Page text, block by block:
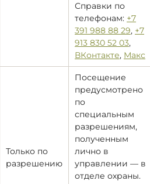
Справки по
телефонам: +7
391 988 88 29, +7
913 830 52 03,
ВКонтакте, Макс
Только по
разрешению
Посещение
предусмотрено
по
специальным
разрешениям,
полученным
лично в
управлении — в
отделе охраны.